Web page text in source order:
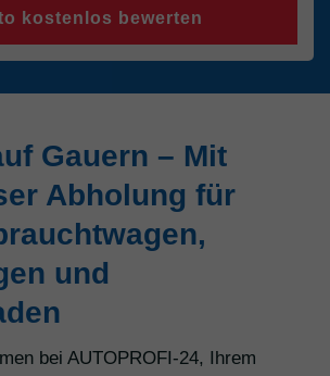
kostenlos bewerten
Gauern – Mit
Abholung für
und
bei AUTOPROFI-24, Ihrem